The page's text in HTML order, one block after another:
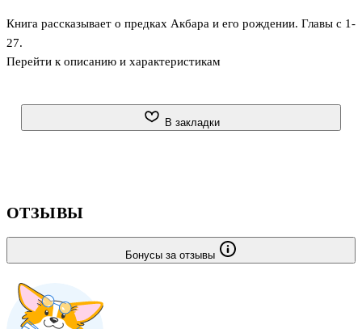
Книга рассказывает о предках Акбара и его рождении. Главы с 1-
27.
Перейти к описанию и характеристикам
В закладки
ОТЗЫВЫ
Бонусы за отзывы